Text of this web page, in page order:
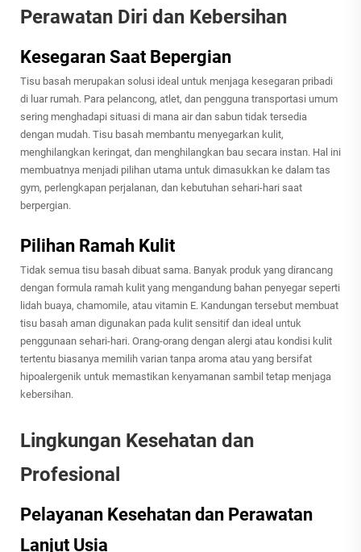
Perawatan Diri dan Kebersihan
Kesegaran Saat Bepergian
Tisu basah merupakan solusi ideal untuk menjaga kesegaran pribadi
di luar rumah. Para pelancong, atlet, dan pengguna transportasi umum
sering menghadapi situasi di mana air dan sabun tidak tersedia
dengan mudah. Tisu basah membantu menyegarkan kulit,
menghilangkan keringat, dan menghilangkan bau secara instan. Hal ini
membuatnya menjadi pilihan utama untuk dimasukkan ke dalam tas
gym, perlengkapan perjalanan, dan kebutuhan sehari-hari saat
berpergian.
Pilihan Ramah Kulit
Tidak semua tisu basah dibuat sama. Banyak produk yang dirancang
dengan formula ramah kulit yang mengandung bahan penyegar seperti
lidah buaya, chamomile, atau vitamin E. Kandungan tersebut membuat
tisu basah aman digunakan pada kulit sensitif dan ideal untuk
penggunaan sehari-hari. Orang-orang dengan alergi atau kondisi kulit
tertentu biasanya memilih varian tanpa aroma atau yang bersifat
hipoalergenik untuk memastikan kenyamanan sambil tetap menjaga
kebersihan.
Lingkungan Kesehatan dan
Profesional
Pelayanan Kesehatan dan Perawatan
Lanjut Usia